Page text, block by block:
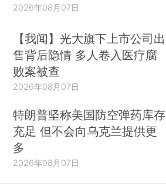
2026年08月07日
【我闻】光大旗下上市公司出
售背后隐情 多人卷入医疗腐
败案被查
2026年08月07日
特朗普坚称美国防空弹药库存
充足 但不会向乌克兰提供更
多
2026年08月07日